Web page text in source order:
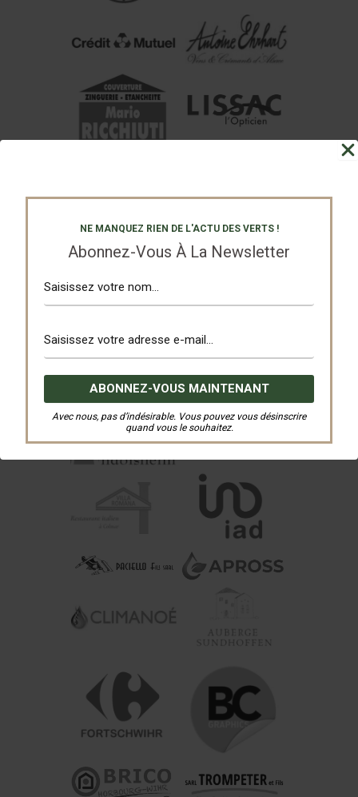
NE MANQUEZ RIEN DE L'ACTU DES VERTS !
Abonnez-Vous À La Newsletter
Avec nous, pas d’indésirable. Vous pouvez vous désinscrire
quand vous le souhaitez.